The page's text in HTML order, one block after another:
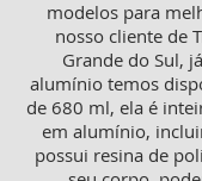
modelos para
nosso cliente de
Grande do Sul,
alumínio temos
de 680 ml, ela é
em alumínio,
possui resina de